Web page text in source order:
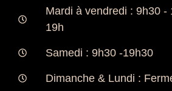
Mardi à vendredi : 9h30 -
19h
Samedi : 9h30 -19h30
Dimanche & Lundi :